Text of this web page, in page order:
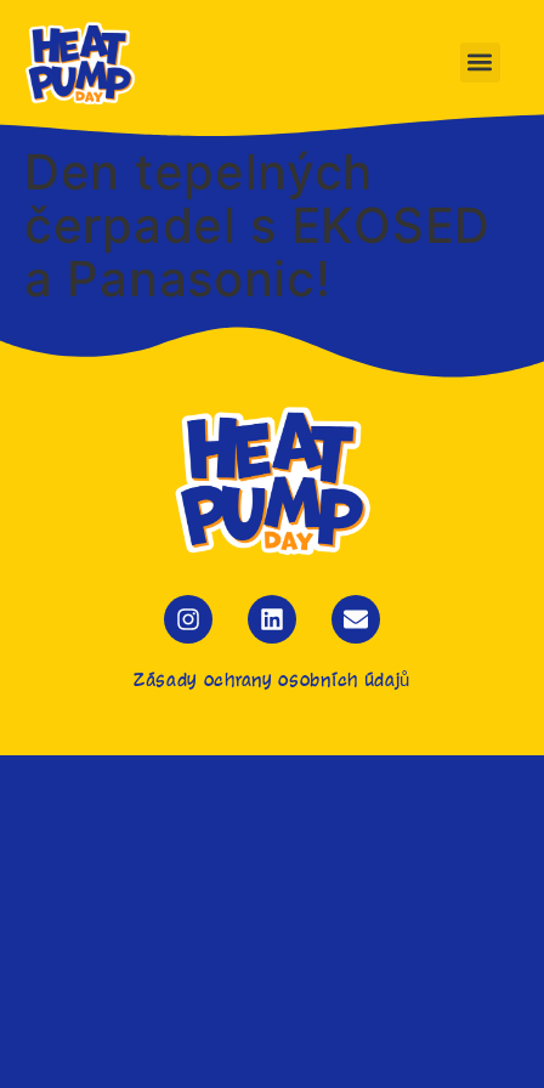
Den tepelných
čerpadel s EKOSED
a Panasonic!
Zásady ochrany osobních údajů